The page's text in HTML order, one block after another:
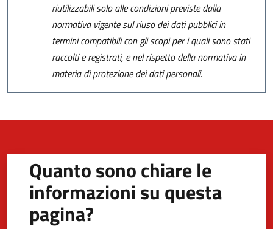
riutilizzabili solo alle condizioni previste dalla
normativa vigente sul riuso dei dati pubblici in
termini compatibili con gli scopi per i quali sono stati
raccolti e registrati, e nel rispetto della normativa in
materia di protezione dei dati personali.
Quanto sono chiare le
informazioni su questa
pagina?